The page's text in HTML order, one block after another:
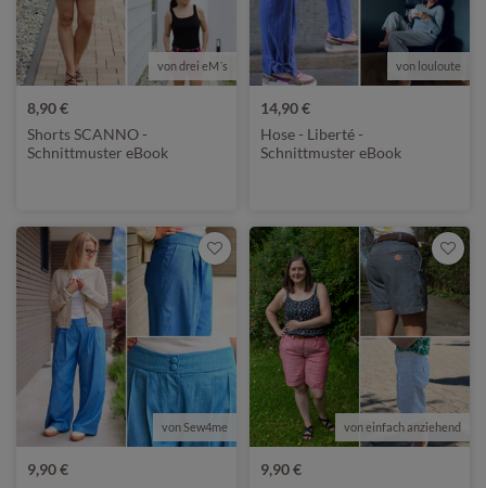
von drei eM´s
8,90 €
Shorts SCANNO -
Schnittmuster eBook
von louloute
14,90 €
Hose - Liberté -
Schnittmuster eBook
von Sew4me
9,90 €
von einfach anziehend
9,90 €